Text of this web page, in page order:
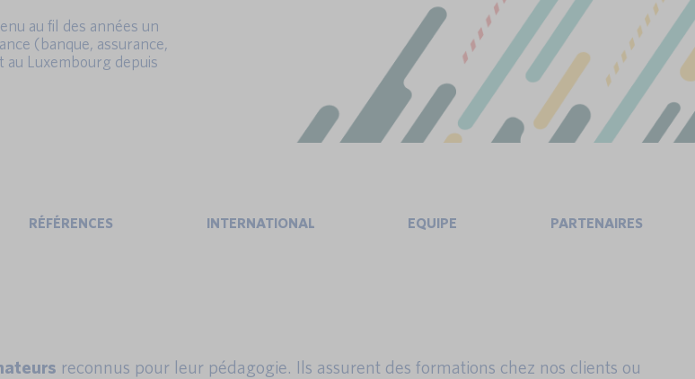
au fil des années un
(banque, assurance,
au Luxembourg depuis
RÉFÉRENCES INTERNATIONAL EQUIPE PARTENAIRES
reconnus pour leur pédagogie. Ils assurent des formations chez nos clients ou